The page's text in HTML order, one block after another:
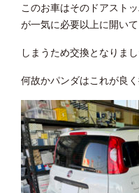
このお車はそのドアスト
が一気に必要以上に開いて
しまうため交換となりまし
何故かパンダはこれが良く